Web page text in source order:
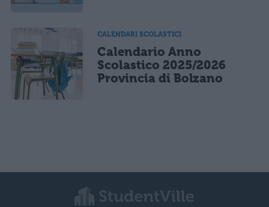
CALENDARI SCOLASTICI
Calendario Anno
Scolastico 2025/2026
Provincia di Bolzano